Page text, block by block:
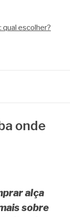
onde
alça
sobre